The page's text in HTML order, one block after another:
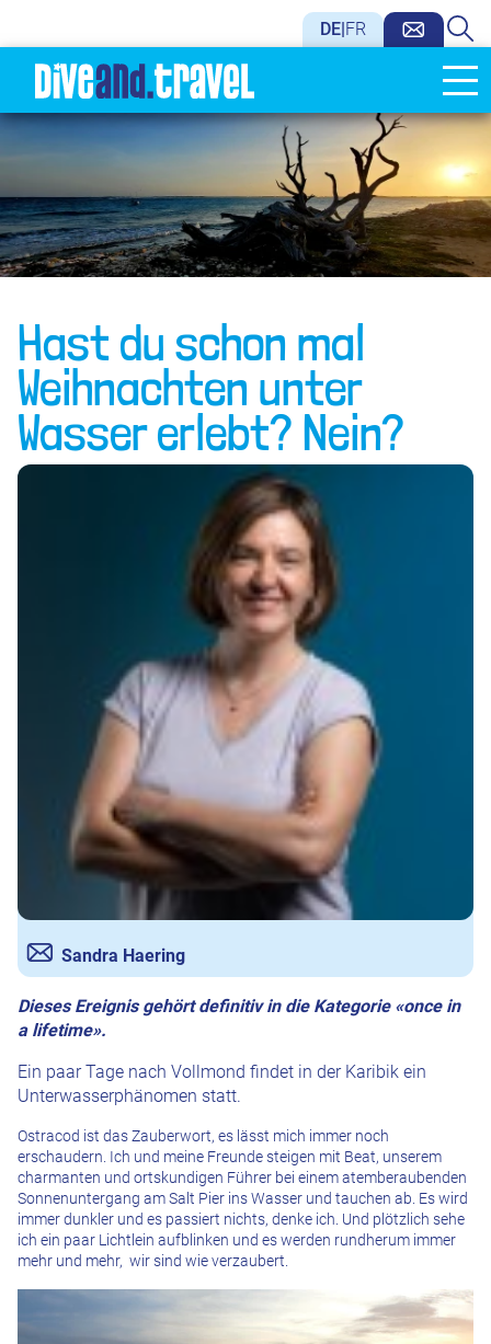
DE FR
Hast du schon mal
Weihnachten unter
Wasser erlebt? Nein?
Sandra Haering
Dieses Ereignis gehört definitiv in die Kategorie «once in
a lifetime».
Ein paar Tage nach Vollmond findet in der Karibik ein
Unterwasserphänomen statt.
Ostracod ist das Zauberwort, es lässt mich immer noch
erschaudern. Ich und meine Freunde steigen mit Beat, unserem
charmanten und ortskundigen Führer bei einem atemberaubenden
Sonnenuntergang am Salt Pier ins Wasser und tauchen ab. Es wird
immer dunkler und es passiert nichts, denke ich. Und plötzlich sehe
ich ein paar Lichtlein aufblinken und es werden rundherum immer
mehr und mehr, wir sind wie verzaubert.